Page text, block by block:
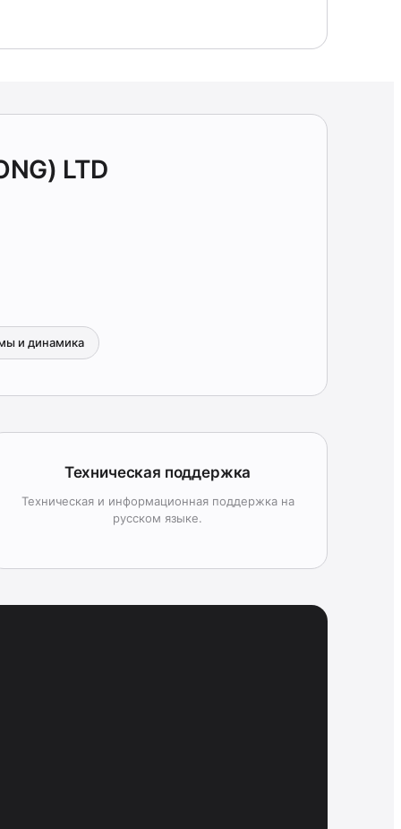
LTD
и динамика
Техническая поддержка
Техническая и информационная поддержка на
русском языке.